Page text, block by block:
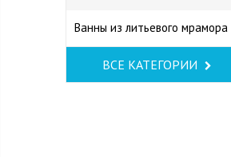
Ванны из литьевого мрамора
ВСЕ КАТЕГОРИИ